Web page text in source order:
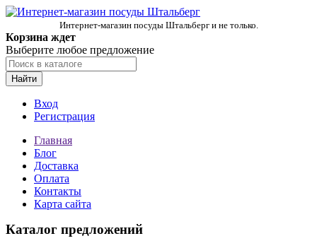
Интернет-магазин посуды Штальберг и не только.
Корзина ждет
Выберите любое предложение
Найти
Вход
Регистрация
Главная
Блог
Доставка
Оплата
Контакты
Карта сайта
Каталог предложений